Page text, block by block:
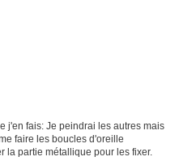
j'en fais: Je peindrai les autres mais
faire les boucles d'oreille
la partie métallique pour les fixer.